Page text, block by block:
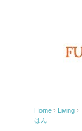
Home › Living ›
はん